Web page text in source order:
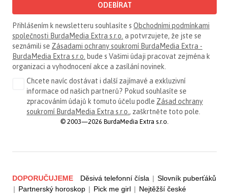
ODEBÍRAT
Přihlášením k newsletteru souhlasíte s Obchodními podmínkami
společnosti BurdaMedia Extra s.r.o. a potvrzujete, že jste se
seznámili se Zásadami ochrany soukromí BurdaMedia Extra -
BurdaMedia Extra s.r.o. bude s Vašimi údaji pracovat zejména k
organizaci a vyhodnocení akce a zasílání novinek.
Chcete navíc dostávat i další zajímavé a exkluzivní
informace od našich partnerů? Pokud souhlasíte se
zpracováním údajů k tomuto účelu podle Zásad ochrany
soukromí BurdaMedia Extra s.r.o. , zaškrtněte toto pole.
© 2003—2026 BurdaMedia Extra s.r.o.
DOPORUČUJEME Děsivá telefonní čísla | Slovník puberťáků
| Partnerský horoskop | Pick me girl | Nejtěžší české